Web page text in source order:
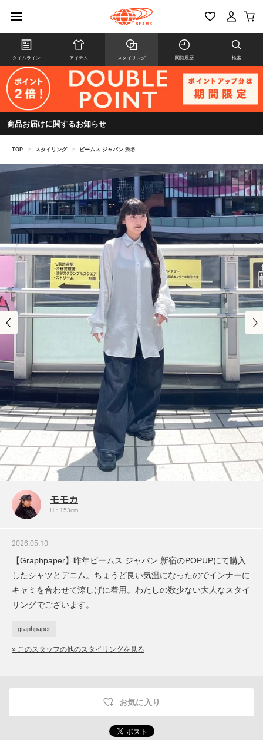
タイムライン アイテム スタイリング 閲覧履歴 検索
商品お届けに関するお知らせ
TOP > スタイリング > ビームス ジャパン 渋谷
モモカ
H：153cm
2026.05.10
【Graphpaper】昨年ビームス ジャパン 新宿のPOPUPにて購入
したシャツとデニム。ちょうど良い気温になったのでインナーに
キャミを合わせて涼しげに着用。わたしの数少ない大人なスタイ
リングでございます。
graphpaper
» このスタッフの他のスタイリングを見る
お気に入り